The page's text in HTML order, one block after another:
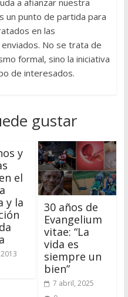
a afianzar nuestra
un punto de partida para
en las
No se trata de
formal, sino la iniciativa
de interesados.
gustar
y
el
y la
30 años de
Evangelium
vitae: “La
vida es
siempre un
bien”
7 abril, 2025